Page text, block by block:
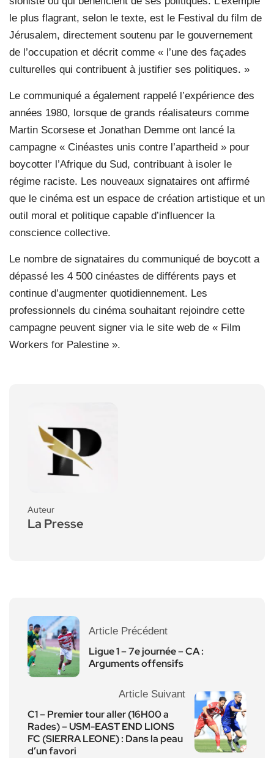
le plus flagrant, selon le texte, est le Festival du film de
Jérusalem, directement soutenu par le gouvernement
de l’occupation et décrit comme « l’une des façades
culturelles qui contribuent à justifier ses politiques. »
Le communiqué a également rappelé l’expérience des
années 1980, lorsque de grands réalisateurs comme
Martin Scorsese et Jonathan Demme ont lancé la
campagne « Cinéastes unis contre l’apartheid » pour
boycotter l’Afrique du Sud, contribuant à isoler le
régime raciste. Les nouveaux signataires ont affirmé
que le cinéma est un espace de création artistique et un
outil moral et politique capable d’influencer la
conscience collective.
Le nombre de signataires du communiqué de boycott a
dépassé les 4 500 cinéastes de différents pays et
continue d’augmenter quotidiennement. Les
professionnels du cinéma souhaitant rejoindre cette
campagne peuvent signer via le site web de « Film
Workers for Palestine ».
Auteur
La Presse
Article Précédent
Ligue 1 – 7e journée – CA :
Arguments offensifs
Article Suivant
C1 – Premier tour aller (16H00 a
Rades) – USM-EAST END LIONS
FC (SIERRA LEONE) : Dans la peau
d’un favori